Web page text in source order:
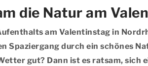
die Natur am
am Valentinstag in
Spaziergang durch ein schönes
gut? Dann ist es ratsam, sich